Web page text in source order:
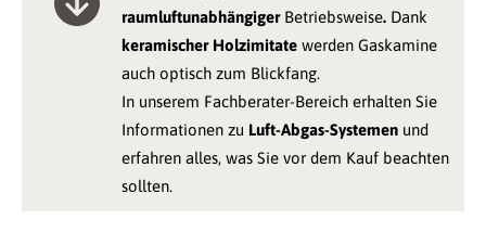
raumluftunabhängiger Betriebsweise. Dank
keramischer Holzimitate werden Gaskamine
auch optisch zum Blickfang.
In unserem Fachberater-Bereich erhalten Sie
Informationen zu Luft-Abgas-Systemen und
erfahren alles, was Sie vor dem Kauf beachten
sollten.